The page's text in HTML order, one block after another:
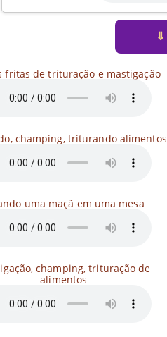
⇓
fritas de trituração e mastigação
champing, triturando alimentos
uma maçã em uma mesa
champing, trituração de
alimentos